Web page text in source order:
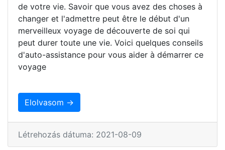
de votre vie. Savoir que vous avez des choses à
changer et l'admettre peut être le début d'un
merveilleux voyage de découverte de soi qui
peut durer toute une vie. Voici quelques conseils
d'auto-assistance pour vous aider à démarrer ce
voyage
Elolvasom →
Létrehozás dátuma: 2021-08-09